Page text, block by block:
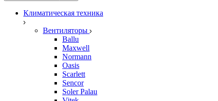
Климатическая техника
Вентиляторы
Ballu
Maxwell
Normann
Oasis
Scarlett
Sencor
Soler Palau